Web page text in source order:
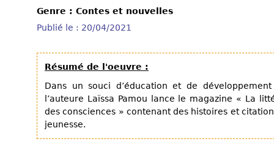
Genre : Contes et nouvelles
Publié le : 20/04/2021
Résumé de l'oeuvre :
Dans un souci d’éducation et de
l’auteure Laïssa Pamou lance le magazine « La
des consciences » contenant des histoires et
jeunesse.